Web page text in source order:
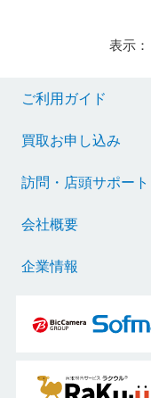
表示
ご利用ガイド
買取お申し込み
訪問・店頭サポート
会社概要
企業情報